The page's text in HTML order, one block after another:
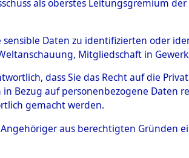
→
0177
Übergeordnetes
als oberstes Leitungsgremium
sensible Daten zu identifizierten oder
Mitgliedschaft in
dass Sie das Recht auf die
Bezug auf personenbezogene Daten
gemacht werden.
Angehöriger aus berechtigten